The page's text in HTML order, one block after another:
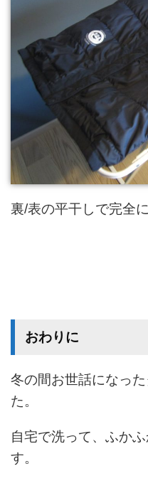
裏/表の平干しで完全
おわりに
冬の間お世話になっ
た。
自宅で洗って、ふか
す。